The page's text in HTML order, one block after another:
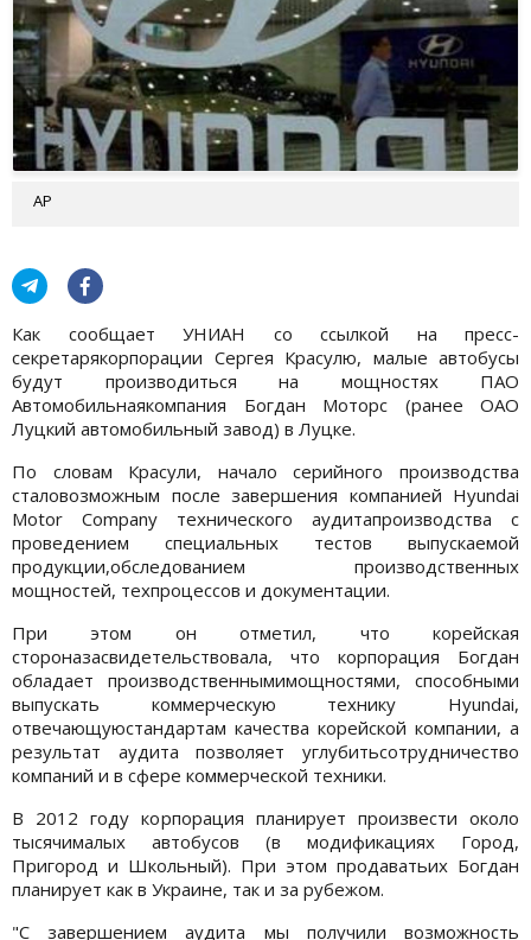
АР
Как сообщает УНИАН со ссылкой на пресс-
секретарякорпорации Сергея Красулю, малые автобусы
будут производиться на мощностях ПАО
Автомобильнаякомпания Богдан Моторс (ранее ОАО
Луцкий автомобильный завод) в Луцке.
По словам Красули, начало серийного производства
сталовозможным после завершения компанией Hyundai
Motor Company технического аудитапроизводства с
проведением специальных тестов выпускаемой
продукции,обследованием производственных
мощностей, техпроцессов и документации.
При этом он отметил, что корейская
стороназасвидетельствовала, что корпорация Богдан
обладает производственнымимощностями, способными
выпускать коммерческую технику Hyundai,
отвечающуюстандартам качества корейской компании, а
результат аудита позволяет углубитьсотрудничество
компаний и в сфере коммерческой техники.
В 2012 году корпорация планирует произвести около
тысячималых автобусов (в модификациях Город,
Пригород и Школьный). При этом продаватьих Богдан
планирует как в Украине, так и за рубежом.
"С завершением аудита мы получили возможность